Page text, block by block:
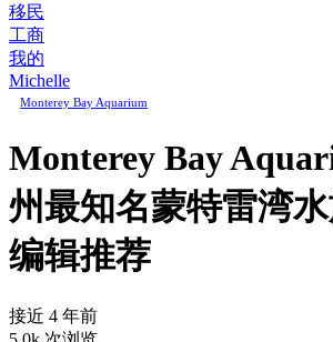
移民
工商
我的
Michelle
Monterey Bay Aquarium
Monterey Bay
州最知名蒙特雷湾
编辑推荐
接近 4 年前